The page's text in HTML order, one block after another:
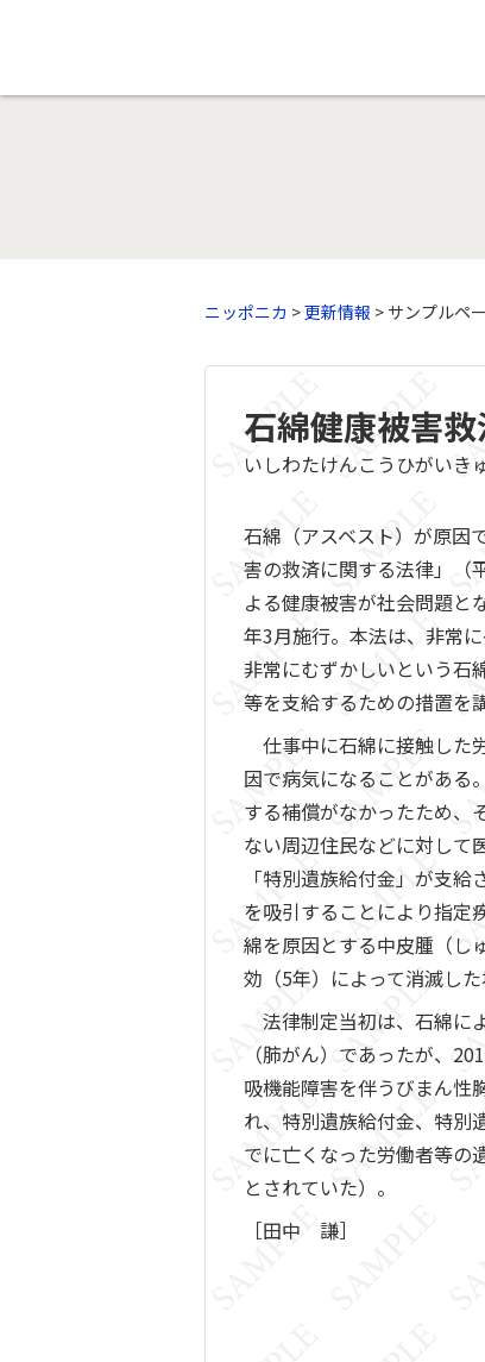
ニッポニカ >更新情報 > サンプルペ
石綿健康被害
いしわたけんこうひがいき
石綿（アスベスト）が原因
害の救済に関する法律」（
よる健康被害が社会問題と
年3月施行。本法は、非常
非常にむずかしいという石
等を支給するための措置を
仕事中に石綿に接触した
因で病気になることがある
する補償がなかったため、
ない周辺住民などに対して
「特別遺族給付金」が支
を吸引することにより指定
綿を原因とする中皮腫（し
効（5年）によって消滅した
法律制定当初は、石綿に
（肺がん）であったが、
吸機能障害を伴うびまん性
れ、特別遺族給付金、特別
でに亡くなった労働者等の
とされていた）。
［田中 謙］